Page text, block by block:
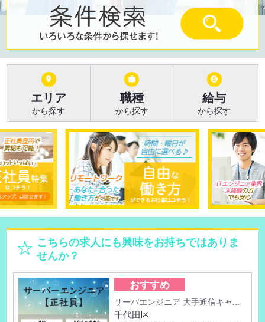

エリア
から探す

職種
から探す

給与
から探す
こちらの求人にも興味をお持ちではありま
せんか？
おすすめ
サーバエンジニア 大手通信キャ...
千代田区